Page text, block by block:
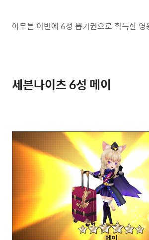
아무튼 이번에 6성 뽑기권으로 획득한 영
세븐나이츠 6성 메이